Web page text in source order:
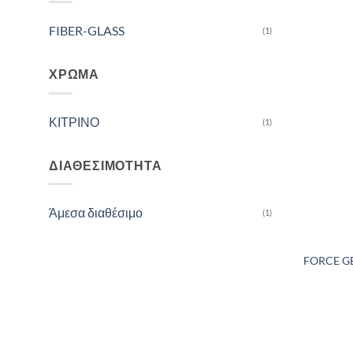
FIBER-GLASS (1)
ΧΡΏΜΑ
ΚΙΤΡΙΝΟ (1)
ΔΙΑΘΕΣΙΜΌΤΗΤΑ
Άμεσα διαθέσιμο (1)
FORCE